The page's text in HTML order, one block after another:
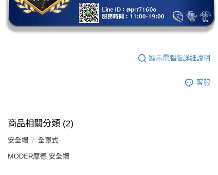
顯示電腦版詳細說明
客服
商品相關分類 (2)
安全帽 全罩式
MODER摩德 安全帽